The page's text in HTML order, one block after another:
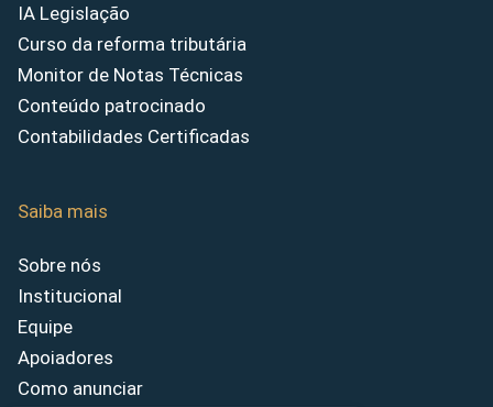
IA Legislação
Curso da reforma tributária
Monitor de Notas Técnicas
Conteúdo patrocinado
Contabilidades Certificadas
Saiba mais
Sobre nós
Institucional
Equipe
Apoiadores
Como anunciar